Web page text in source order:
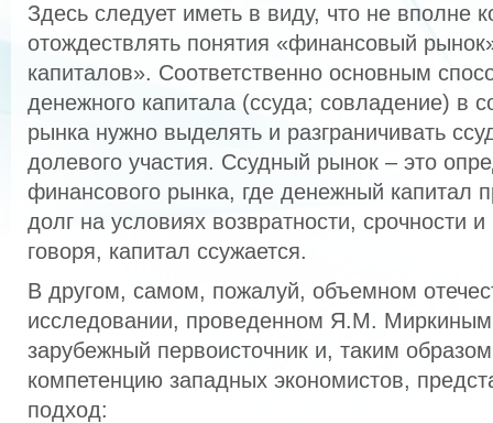
Здесь следует иметь в виду, что не вполне
отождествлять понятия «финансовый
капиталов». Соответственно основным
денежного капитала (ссуда; совладение) в
рынка нужно выделять и разграничивать
долевого участия. Ссудный рынок – это
финансового рынка, где денежный капитал
долг на условиях возвратности, срочности
говоря, капитал ссужается.
В другом, самом, пожалуй, объемном
исследовании, проведенном Я.М.
зарубежный первоисточник и, таким
компетенцию западных экономистов,
подход: